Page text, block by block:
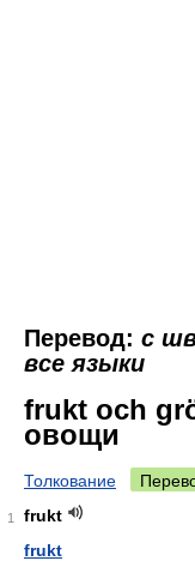
Перевод: с
все языки
frukt och
овощи
Толкование
1
frukt
frukt